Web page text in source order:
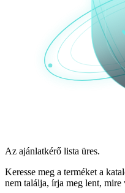
Az ajánlatkérő lista üres.
Keresse meg a terméket a
nem találja, írja meg lent, mire